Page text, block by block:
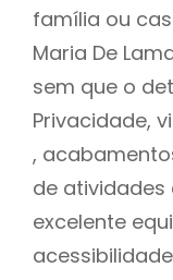
família ou
Maria De
sem que o
Privacidade,
,
de atividades
excelente